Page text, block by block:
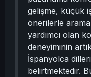
gelişme, küçük
önerilerle
yardımcı olan
deneyiminin
İspanyolca
belirtmektedir.